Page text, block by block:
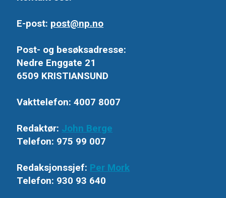
E-post: post@np.no
Post- og besøksadresse:
Nedre Enggate 21
6509 KRISTIANSUND
Vakttelefon: 4007 8007
Redaktør: John Berge
Telefon: 975 99 007
Redaksjonssjef: Per Mork
Telefon: 930 93 640